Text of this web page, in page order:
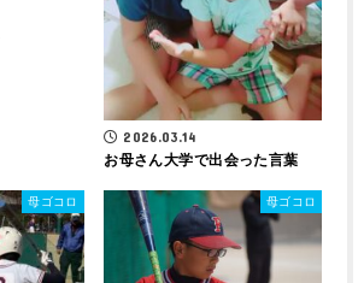
2026.03.14
お母さん大学で出会った言葉
母ゴコロ 母ゴコロ